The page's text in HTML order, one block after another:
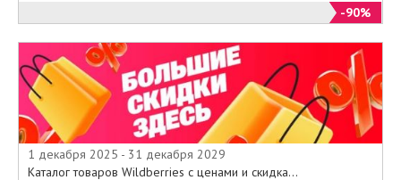
-90%
1 декабря 2025 - 31 декабря 2029
Каталог товаров Wildberries с ценами и скидка...